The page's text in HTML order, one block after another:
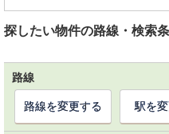
探したい物件の路線・検索
路線
路線を変更する 駅を